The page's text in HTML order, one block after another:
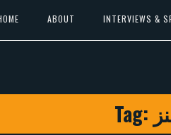
ABOUT INTERVIEWS &
Tag: